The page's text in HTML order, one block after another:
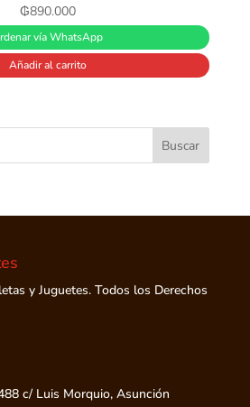
₲890.000
vía WhatsApp
Añadir al carrito
y Juguetes. Todos los Derechos
c/ Luis Morquio, Asunción